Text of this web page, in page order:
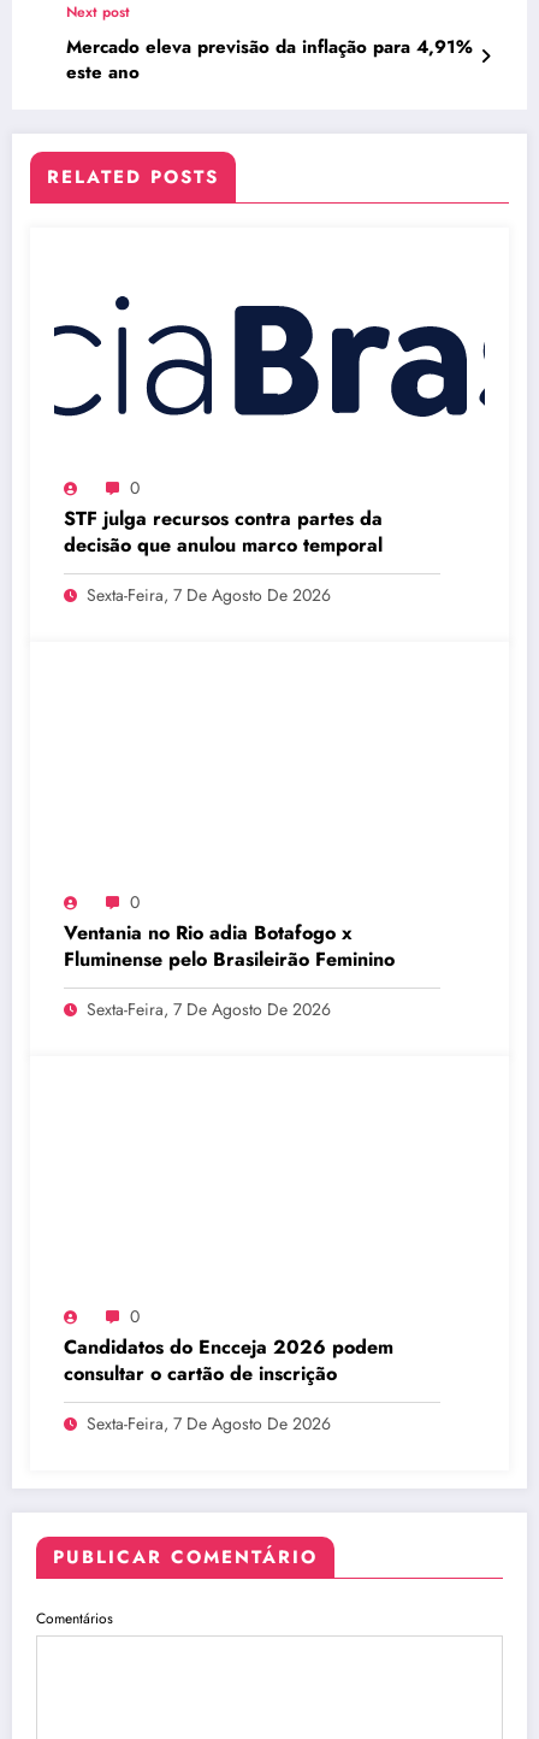
Next post
Mercado eleva previsão da inflação para 4,91%
este ano
RELATED POSTS
0
STF julga recursos contra partes da
decisão que anulou marco temporal
Sexta-Feira, 7 De Agosto De 2026
0
Ventania no Rio adia Botafogo x
Fluminense pelo Brasileirão Feminino
Sexta-Feira, 7 De Agosto De 2026
0
Candidatos do Encceja 2026 podem
consultar o cartão de inscrição
Sexta-Feira, 7 De Agosto De 2026
PUBLICAR COMENTÁRIO
Comentários